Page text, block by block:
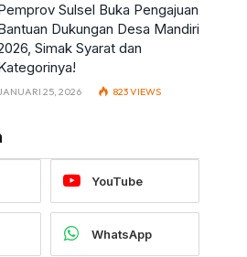
Sulsel Buka Pengajuan
Dukungan Desa Mandiri
Simak Syarat dan
25, 2026 823VIEWS
YouTube
WhatsApp